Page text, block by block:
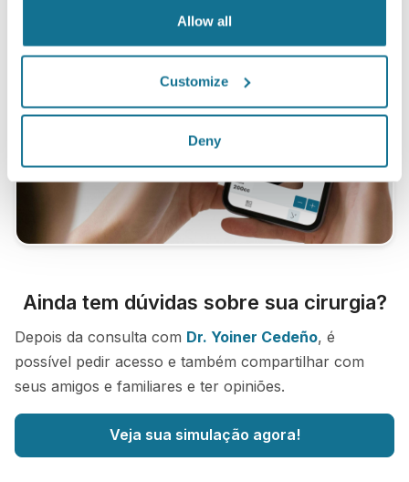
Allow all
Customize
Deny
Ainda tem dúvidas sobre sua cirurgia?
Depois da consulta com Dr. Yoiner Cedeño, é
possível pedir acesso e também compartilhar com
seus amigos e familiares e ter opiniões.
Veja sua simulação agora!